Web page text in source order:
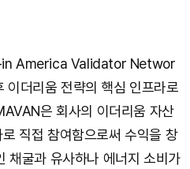
in America Validator Networ
더리움 전략의 핵심 인프라로
은 회사의 이더리움 자산
직접 참여함으로써 수익을 창
채굴과 유사하나 에너지 소비가